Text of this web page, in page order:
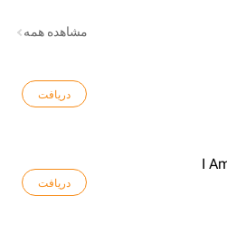
مشاهده همه
دریافت
I
دریافت